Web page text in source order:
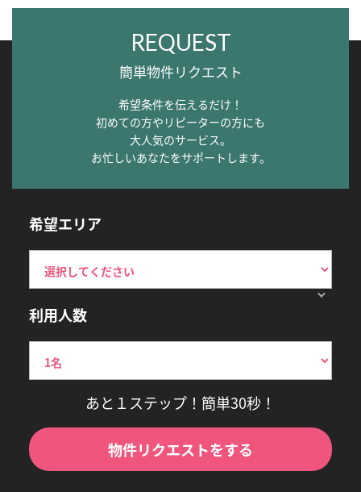
REQUEST
簡単物件リクエスト
希望条件を伝えるだけ！
初めての方やリピーターの方にも
大人気のサービス。
お忙しいあなたをサポートします。
希望エリア
利用人数
あと１ステップ！簡単30秒！
物件リクエストをする